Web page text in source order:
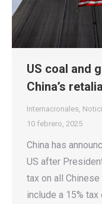
US coal and
China’s
Internacionales,
10 febrero, 2025
China has
US after
tax on all
include a 15%